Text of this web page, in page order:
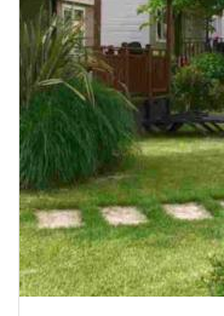
circostante ai pacchetti
per sentirsi come i
con il nome di Grotte di
A pochi passi da
rinomati alberghi: il Villa
passeggiare, fare
Terme,locale storico
Tra tante alternative